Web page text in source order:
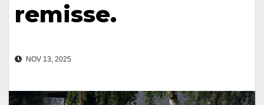
remisse.
NOV 13, 2025